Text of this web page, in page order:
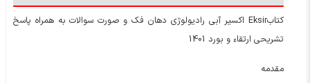
کتابEksir اکسیر آبی رادیولوژی دهان فک و صورت سوالات به همراه پاسخ
تشریحی ارتقاء و بورد 1401
مقدمه